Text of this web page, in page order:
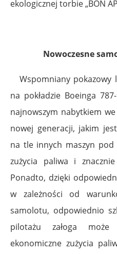
ekologicznej torbie „BON
Nowoczesne
Wspomniany pokazowy
na pokładzie Boeinga
najnowszym nabytkiem
nowej generacji, jakim
na tle innych maszyn pod
zużycia paliwa i
Ponadto, dzięki
w zależności od
samolotu, odpowiednio
pilotażu załoga
ekonomiczne zużycia